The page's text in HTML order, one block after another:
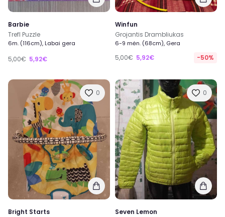
Barbie
Trefl Puzzle
6m. (116cm), Labai gera
5,00€ 5,92€
Winfun
Grojantis Drambliukas
6-9 mėn. (68cm), Gera
5,00€ 5,92€ -50%
0
Bright Starts
0
Seven Lemon